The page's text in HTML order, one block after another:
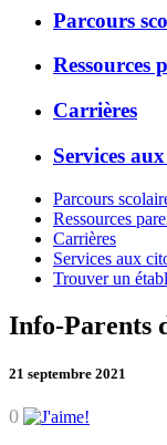
Parcours
Ressources
Carrières
Services
Parcours
Ressources
Carrières
Services aux
Trouver un
Info-Parents
21 septembre 2021
0